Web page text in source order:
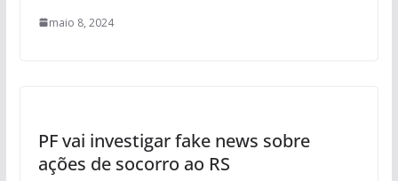
maio 8, 2024
PF vai investigar fake news sobre
ações de socorro ao RS